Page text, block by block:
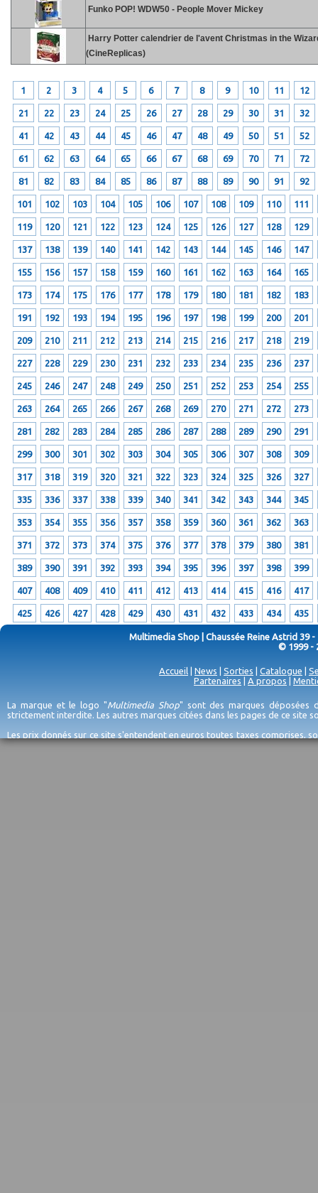
Funko POP! WDW50 - People Mover Mickey
Harry Potter calendrier de l'avent Christmas in the
(CineReplicas)
1 2 3 4 5 6 7 8 9 10 11 12
21 22 23 24 25 26 27 28 29 30 31 32
41 42 43 44 45 46 47 48 49 50 51 52
61 62 63 64 65 66 67 68 69 70 71 72
81 82 83 84 85 86 87 88 89 90 91 92
101 102 103 104 105 106 107 108 109 110 111
119 120 121 122 123 124 125 126 127 128 129
137 138 139 140 141 142 143 144 145 146 147
155 156 157 158 159 160 161 162 163 164 165
173 174 175 176 177 178 179 180 181 182 183
191 192 193 194 195 196 197 198 199 200 201
209 210 211 212 213 214 215 216 217 218 219
227 228 229 230 231 232 233 234 235 236 237
245 246 247 248 249 250 251 252 253 254 255
263 264 265 266 267 268 269 270 271 272 273
281 282 283 284 285 286 287 288 289 290 291
299 300 301 302 303 304 305 306 307 308 309
317 318 319 320 321 322 323 324 325 326 327
335 336 337 338 339 340 341 342 343 344 345
353 354 355 356 357 358 359 360 361 362 363
371 372 373 374 375 376 377 378 379 380 381
389 390 391 392 393 394 395 396 397 398 399
407 408 409 410 411 412 413 414 415 416 417
425 426 427 428 429 430 431 432 433 434 435
Multimedia Shop | Chaussée Reine Astrid 39 -
© 1999 -
Accueil News Sorties Catalogue
Partenaires
A propos
La marque et le logo "Multimedia Shop" sont des marques déposées
strictement interdite. Les autres marques citées dans les pages de ce site
Les prix donnés sur ce site s'entendent en euros toutes taxes comprises,
erreurs d'encodage, et sauf épuisement du stock et/ou impossibilité de